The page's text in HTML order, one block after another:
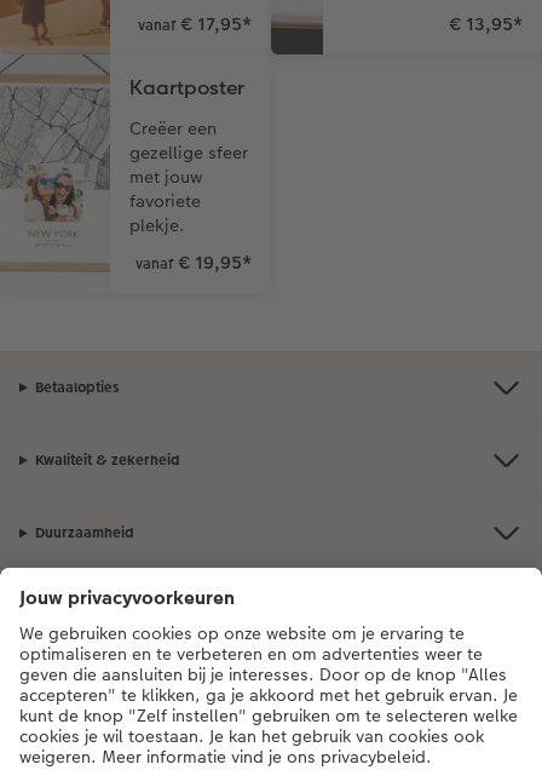
vanaf € 17,95* € 13,95*
Kaartposter
Creëer een
gezellige sfeer
met jouw
favoriete
plekje.
vanaf € 19,95*
Betaalopties
Kwaliteit & zekerheid
Duurzaamheid
Service
Algemeen
Assortiment